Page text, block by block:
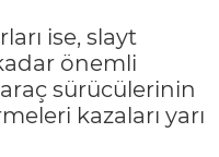
ise, slayt
önemli
sürücülerinin
kazaları yarı